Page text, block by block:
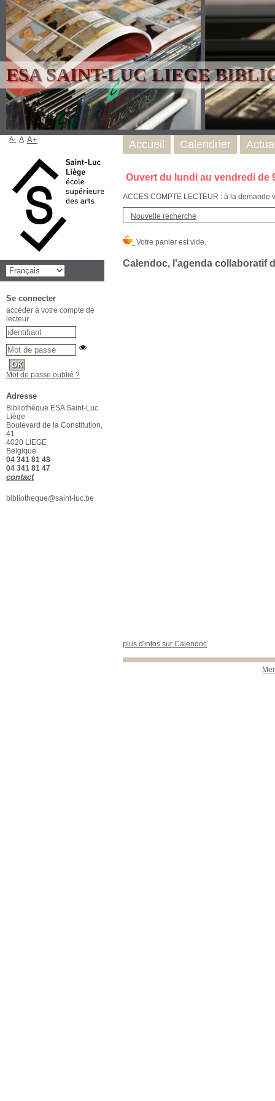
ESA SAINT-LUC LIEGE
Ouvert du lundi au vendredi de
ACCES COMPTE LECTEUR : à la
Nouvelle recherche
Calendoc, l'agenda collaboratif
plus d'infos sur Calendoc
Accueil Calendrier
A- A A+
Se connecter
accéder à votre compte de
lecteur
Mot de passe oublié ?
Adresse
Bibliothèque ESA Saint-Luc
Liège
Boulevard de la Constitution,
41
4020 LIEGE
Belgique
04 341 81 48
04 341 81 47
contact
bibliotheque@saint-luc.be